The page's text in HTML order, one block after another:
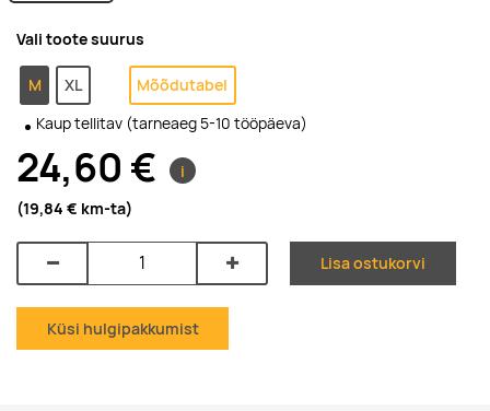
Vali toote suurus
M XL Mõõdutabel
Kaup tellitav (tarneaeg 5-10 tööpäeva)
24,60 €
i
(19,84 € km-ta)
Lisa ostukorvi
Küsi hulgipakkumist